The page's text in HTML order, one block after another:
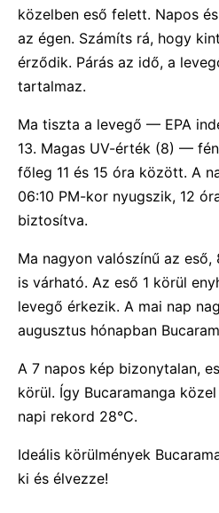
közelben eső felett. Napos
az égen. Számíts rá, hogy
érződik. Párás az idő, a
tartalmaz.
Ma tiszta a levegő — EPA
13. Magas UV-érték (8) —
főleg 11 és 15 óra között. A
06:10 PM-kor nyugszik, 12
biztosítva.
Ma nagyon valószínű az eső,
is várható. Az eső 1 körül
levegő érkezik. A mai nap
augusztus hónapban
A 7 napos kép bizonytalan,
körül. Így Bucaramanga
napi rekord 28°C.
Ideális körülmények
ki és élvezze!